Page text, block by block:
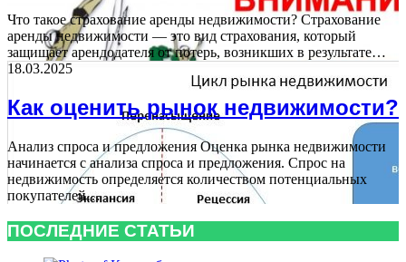
Что такое страхование аренды недвижимости? Страхование
аренды недвижимости — это вид страхования, который
защищает арендодателя от потерь, возникших в результате…
18.03.2025
Как оценить рынок недвижимости?
Анализ спроса и предложения Оценка рынка недвижимости
начинается с анализа спроса и предложения. Спрос на
недвижимость определяется количеством потенциальных
покупателей…
ПОСЛЕДНИЕ СТАТЬИ